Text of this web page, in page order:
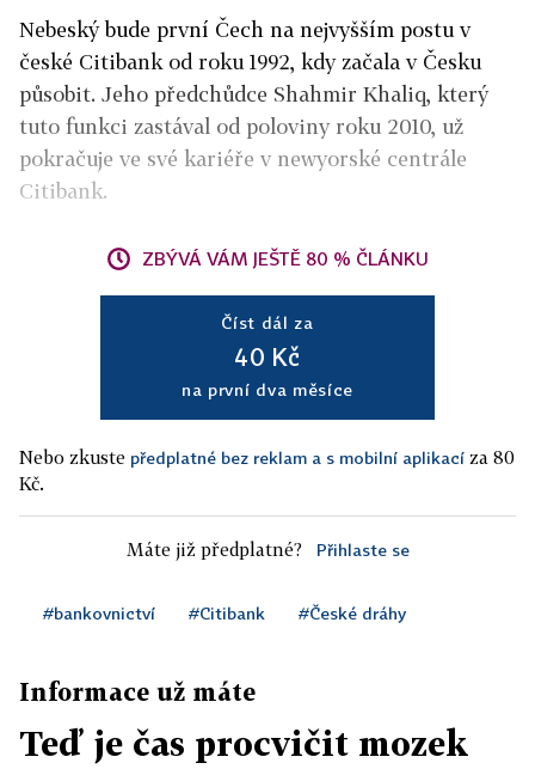
Nebeský bude první Čech na nejvyšším postu v
české Citibank od roku 1992, kdy začala v Česku
působit. Jeho předchůdce Shahmir Khaliq, který
tuto funkci zastával od poloviny roku 2010, už
pokračuje ve své kariéře v newyorské centrále
Citibank.
ZBÝVÁ VÁM JEŠTĚ 80 % ČLÁNKU
Číst dál za
40 Kč
na první dva měsíce
Nebo zkuste předplatné bez reklam a s mobilní aplikací za 80
Kč.
Máte již předplatné? Přihlaste se
#bankovnictví #Citibank #České dráhy
Informace už máte
Teď je čas procvičit mozek